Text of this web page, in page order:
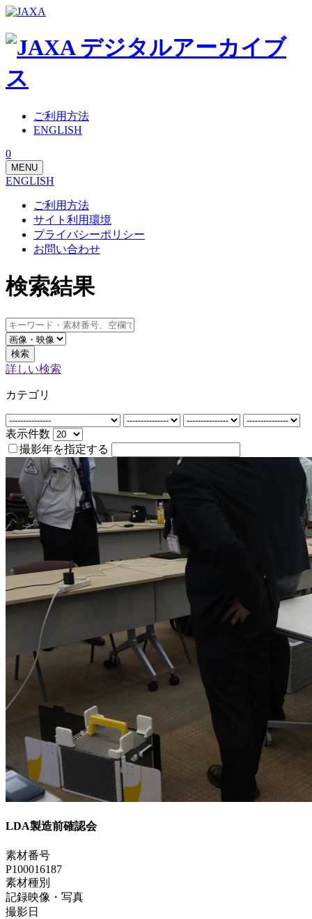
ご利用方法
ENGLISH
0
MENU
ENGLISH
ご利用方法
サイト利用環境
プライバシーポリシー
お問い合わせ
検索結果
検索
詳しい検索
カテゴリ
表示件数
撮影年を指定する
LDA製造前確認会
素材番号
P100016187
素材種別
記録映像・写真
撮影日